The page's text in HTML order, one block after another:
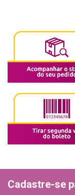
Cadastre-se